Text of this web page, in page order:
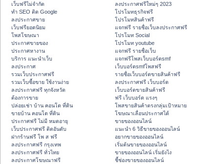
เว็บฟรีไม่จำกัด
ทำ SEO ติด Google
ลงประกาศขาย
เว็บฟรียอดนิยม
โพสโฆษณา
ประกาศขายของ
ประกาศหางาน
บริการ แนะนำเว็บ
ลงประกาศ
รวมเว็บประกาศฟรี
รวมเว็บซื้อขาย ใช้งานง่าย
ลงประกาศฟรี ทุกจังหวัด
ต้องการขาย
ปล่อยเช่า บ้าน คอนโด ที่ดิน
ขายบ้าน คอนโด ที่ดิน
ประกาศฟรี ไม่มี หมดอายุ
เว็บประกาศฟรี ติดอันดับ
ฝากร้านฟรี โพ ส ฟรี
ลงประกาศฟรี กรุงเทพ
ลงประกาศฟรี ทั่วไทย
ลงประกาศโฆษณาฟรี
ลงประกาศฟรีใหม่ๆ 2023
โปรโมทธุรกิจฟรี
โปรโมทสินค้าฟรี
แจกฟรี รายชื่อเว็บลงประกาศฟรี
โปรโมท Social
โปรโมท youtube
แจกฟรี รายชื่อเว็บ
แจกฟรีโพสเว็บบอร์ดsmf
เว็บบอร์ดsmfโพสฟรี
รายชื่อเว็บบอร์ดขายสินค้าฟรี
ลงประกาศฟรี เว็บบอร์ด
เว็บบอร์ดขายสินค้าฟรี
ฟรี เว็บบอร์ด แรงๆ
โพสขายสินค้าตรงกลุ่มเป้าหมาย
โฆษณาเลื่อนประกาศได้
ขายของออนไลน์
แนะนำ 6 วิธีขายของออนไลน์
อยากขายของออนไลน์
เริ่มต้นขายของออนไลน์
ขายของออนไลน์ เริ่มยังไง
ชี้ช่องขายของออนไลน์